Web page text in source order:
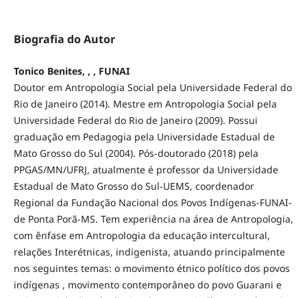
Biografia do Autor
Tonico Benites, , , FUNAI
Doutor em Antropologia Social pela Universidade Federal do
Rio de Janeiro (2014). Mestre em Antropologia Social pela
Universidade Federal do Rio de Janeiro (2009). Possui
graduação em Pedagogia pela Universidade Estadual de
Mato Grosso do Sul (2004). Pós-doutorado (2018) pela
PPGAS/MN/UFRJ, atualmente é professor da Universidade
Estadual de Mato Grosso do Sul-UEMS, coordenador
Regional da Fundação Nacional dos Povos Indígenas-FUNAI-
de Ponta Porã-MS. Tem experiência na área de Antropologia,
com ênfase em Antropologia da educação intercultural,
relações Interétnicas, indigenista, atuando principalmente
nos seguintes temas: o movimento étnico político dos povos
indígenas , movimento contemporâneo do povo Guarani e